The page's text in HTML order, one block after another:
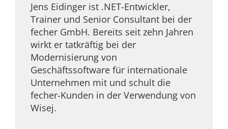
Jens Eidinger ist .NET-Entwickler,
Trainer und Senior Consultant bei der
fecher GmbH. Bereits seit zehn Jahren
wirkt er tatkräftig bei der
Modernisierung von
Geschäftssoftware für internationale
Unternehmen mit und schult die
fecher-Kunden in der Verwendung von
Wisej.